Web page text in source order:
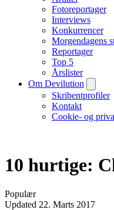
Fotoreportager
Interviews
Konkurrencer
Morgendagens
Reportager
Top 5
Årslister
Om Devilution
Skribentprofiler
Kontakt
Cookie- og
10 hurtige:
Populær
Updated 22. Marts 2017